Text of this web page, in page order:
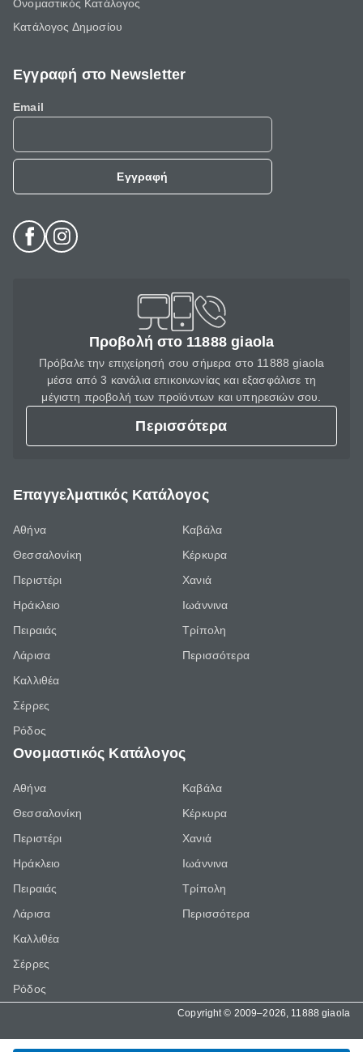
Ονομαστικός Κατάλογος
Κατάλογος Δημοσίου
Εγγραφή στο Newsletter
Email
Εγγραφή
Προβολή στο 11888 giaola
Πρόβαλε την επιχείρησή σου σήμερα στο 11888 giaola
μέσα από 3 κανάλια επικοινωνίας και εξασφάλισε τη
μέγιστη προβολή των προϊόντων και υπηρεσιών σου.
Περισσότερα
Επαγγελματικός Κατάλογος
Αθήνα
Θεσσαλονίκη
Περιστέρι
Ηράκλειο
Πειραιάς
Λάρισα
Καλλιθέα
Σέρρες
Ρόδος
Καβάλα
Κέρκυρα
Χανιά
Ιωάννινα
Τρίπολη
Περισσότερα
Ονομαστικός Κατάλογος
Αθήνα
Θεσσαλονίκη
Περιστέρι
Ηράκλειο
Πειραιάς
Λάρισα
Καλλιθέα
Σέρρες
Ρόδος
Καβάλα
Κέρκυρα
Χανιά
Ιωάννινα
Τρίπολη
Περισσότερα
Copyright © 2009–2026, 11888 giaola